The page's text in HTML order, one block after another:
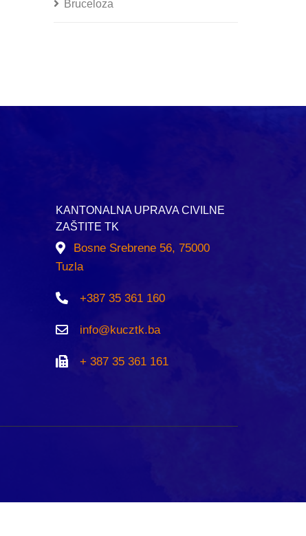
Bruceloza
KANTONALNA UPRAVA CIVILNE
ZAŠTITE TK
Bosne Srebrene 56, 75000
Tuzla
+387 35 361 160
info@kucztk.ba
+ 387 35 361 161